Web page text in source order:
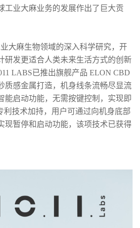
工业大麻业务的发展作出了巨大贡
大麻生物领域的深入科学研究，开
研发更适合人类未来生活方式的创新
LABS已推出旗舰产品 ELON CBD
质感金属打造，机身线条流畅尽显流
能启动功能，无需按键控制，实现即
利技术加持，用户可通过向机身底部
现暂停和启动功能，该项技术已获得